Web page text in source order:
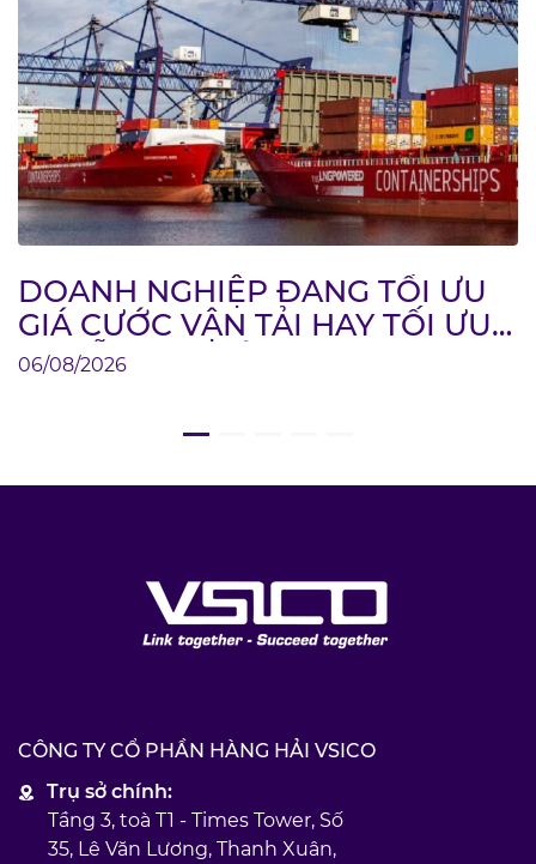
DOANH NGHIỆP ĐANG TỐI ƯU
GIÁ CƯỚC VẬN TẢI HAY TỐI ƯU
CHUỖI CUNG ỨNG?
06/08/2026
CÔNG TY CỔ PHẦN HÀNG HẢI VSICO
Trụ sở chính:
Tầng 3, toà T1 - Times Tower, Số
35, Lê Văn Lương, Thanh Xuân,